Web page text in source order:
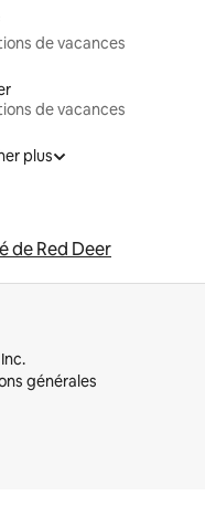
de vacances
de vacances
plus
de Red Deer
générales